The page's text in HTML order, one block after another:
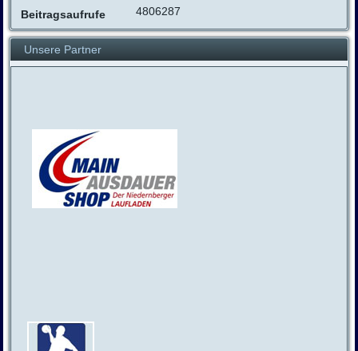
Beitragsaufrufe 4806287
Unsere Partner